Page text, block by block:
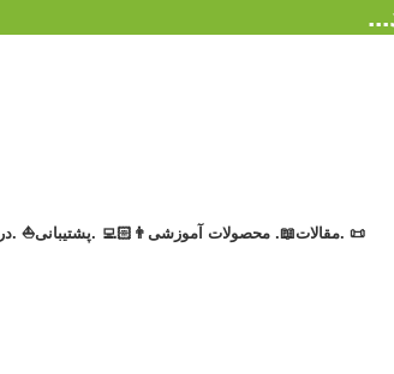
📜 .مقالات📖. محصولات آموزشی 👨🏻‍💻 .پشتیبانی⛵